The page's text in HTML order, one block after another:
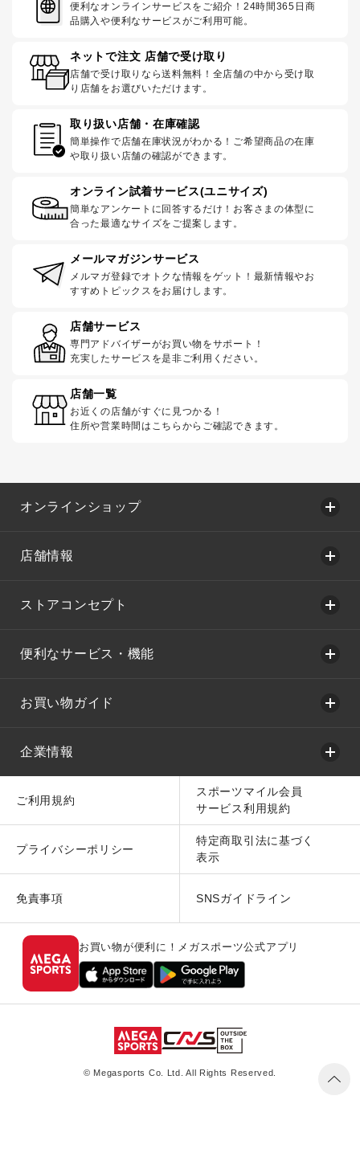
便利なオンラインサービスをご紹介！24時間365日商
品購入や便利なサービスがご利用可能。
ネットで注文 店舗で受け取り
店舗で受け取りなら送料無料！全店舗の中から受け取
り店舗をお選びいただけます。
取り扱い店舗・在庫確認
簡単操作で店舗在庫状況がわかる！ご希望商品の在庫
や取り扱い店舗の確認ができます。
オンライン試着サービス(ユニサイズ)
簡単なアンケートに回答するだけ！お客さまの体型に
合った最適なサイズをご提案します。
メールマガジンサービス
メルマガ登録でオトクな情報をゲット！最新情報やお
すすめトピックスをお届けします。
店舗サービス
専門アドバイザーがお買い物をサポート！
充実したサービスを是非ご利用ください。
店舗一覧
お近くの店舗がすぐに見つかる！
住所や営業時間はこちらからご確認できます。
オンラインショップ
店舗情報
ストアコンセプト
便利なサービス・機能
お買い物ガイド
企業情報
ご利用規約
スポーツマイル会員
サービス利用規約
プライバシーポリシー
特定商取引法に基づく
表示
免責事項 SNSガイドライン
お買い物が便利に！メガスポーツ公式アプリ
© Megasports Co. Ltd. All Rights Reserved.